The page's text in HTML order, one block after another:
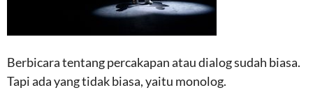
Berbicara tentang percakapan atau dialog sudah biasa.
Tapi ada yang tidak biasa, yaitu monolog.